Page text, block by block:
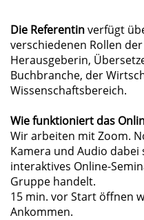
Die Referentinverfügt
verschiedenen Rollen
Herausgeberin,
Buchbranche, der
Wissenschaftsbereich.
Wie funktioniert das
Wir arbeiten mit Zoom.
Kamera und Audio dabei
interaktives Online-
Gruppe handelt.
15 min. vor Start öffnen
Ankommen.